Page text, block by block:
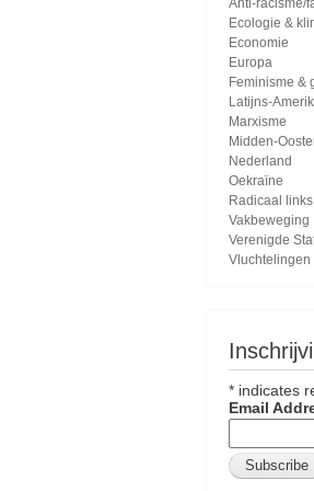
Anti-racisme/
Ecologie &
Economie
Europa
Feminisme &
Latijns-
Marxisme
Midden-
Nederland
Oekraïne
Radicaal links
Vakbeweging
Verenigde
Vluchtelingen
* indicates
Email